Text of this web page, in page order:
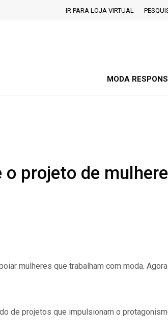
IR PARA LOJA VIRTUAL
MODA
o projeto de
mulheres que trabalham com moda.
de projetos que impulsionam o